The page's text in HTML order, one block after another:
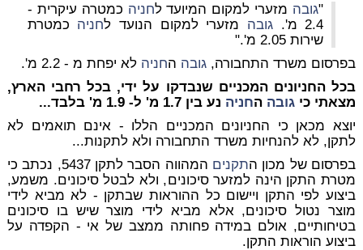
"גובה מזערי למקום המיועד לחניה כמטרה עיקרית -
2.4 מ'.
גובה מזערי למקום הנועד לחניה כמטרת
שירות 2.05 מ'."
בפרסום משרד התחבורה, גובה החניה לא יפחת מ - 2.2 מ'.
בכל החניונים המכניים שנבדקו על ידי, בכל רחבי הארץ,
מצאתי כי גובה החניה נע בין 1.7 מ' ל- 1.9 מ' בלבד...
יוצא מכאן כי החניונים המכניים הללו - אינם תואמים לא
לתקן, לא להנחיות משרד התחבורה ולא לתקנות...
בפרסום של מכון התקנים
המהווה הסבר לתקן 5437, נכתב כי
מטרת התקן הינה למזער סיכונים, ולא לבטל סיכונים. משמע,
ביצוע לפי התקן ויישום כל ההוראות שבתקן - לא מביא לידי
מוצר נטול סיכונים, אלא מביא לידי מוצר שיש בו סיכונים
בטיחותיים, אולם במידה פחותה ממצב של אי - הקפדה על
ביצוע הוראות התקן.